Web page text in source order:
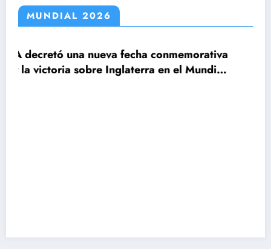
MUNDIAL 2026
conmemorativa
en el Mundial